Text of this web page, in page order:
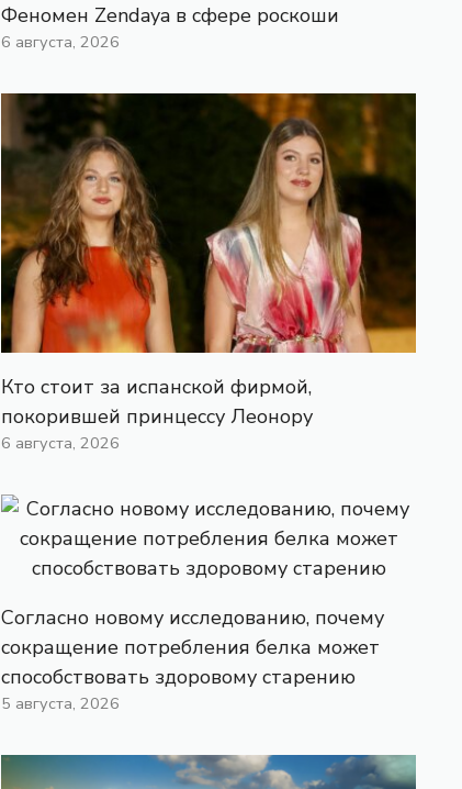
Феномен Zendaya в сфере роскоши
6 августа, 2026
Кто стоит за испанской фирмой,
покорившей принцессу Леонору
6 августа, 2026
Согласно новому исследованию, почему
сокращение потребления белка может
способствовать здоровому старению
5 августа, 2026